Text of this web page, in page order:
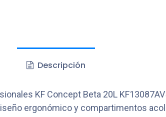
Descripción
KF Concept Beta 20L
ergonómico y compartimentos